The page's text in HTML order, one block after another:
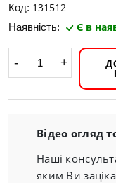
Код: 131512
Наявність: Є в
- +
Відео огляд
Наші
яким Ви